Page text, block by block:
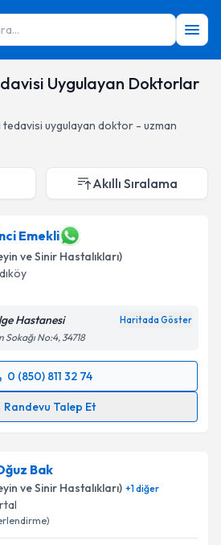
Uygulayan Doktorlar
tedavisi uygulayan doktor - uzman
Akıllı Sıralama
Emekli
ve Sinir Hastalıkları)
Hastanesi Haritada Göster
Sokağı No:4, 34718
0 (850) 811 32 74
Randevu Talep Et
Talebi
e-posta ile bilgilendireceğiz.
Bak
ve Sinir Hastalıkları) +1diğer